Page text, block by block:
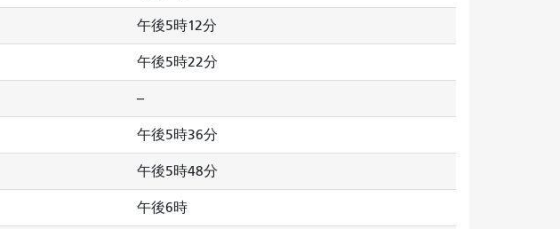
午後5時12分
午後5時22分
--
午後5時36分
午後5時48分
午後6時